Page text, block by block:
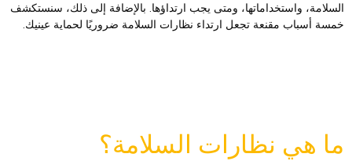
واستخداماتها، ومتى يجب ارتداؤها. بالإضافة إلى ذلك، سنستكشف
أسباب مقنعة تجعل ارتداء نظارات السلامة ضروريًا لحماية عينيك.
هي نظارات السلامة؟